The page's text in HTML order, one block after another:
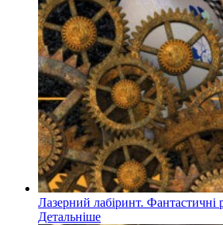
Лазерний лабіринт. Фантастичні
Детальніше